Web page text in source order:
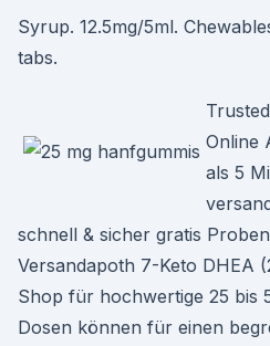
Syrup. 12.5mg/5ml.
tabs.
Online
als 5
schnell & sicher gratis
Versandapoth 7-Keto DHEA
Shop für hochwertige 25 bis
Dosen können für einen